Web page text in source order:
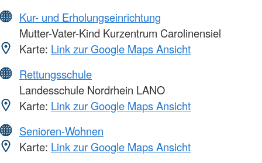
Kur- und Erholungseinrichtung
Mutter-Vater-Kind Kurzentrum Carolinensiel
Karte: Link zur Google Maps Ansicht
Rettungsschule
Landesschule Nordrhein LANO
Karte: Link zur Google Maps Ansicht
Senioren-Wohnen
Karte: Link zur Google Maps Ansicht